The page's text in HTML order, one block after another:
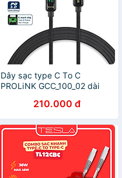
Dây sạc type C To C
PROLiNK GCC_100_02 dài
màn hình Led, dành cho
Tablet, Macbook, Laptop -
Hàng chính hãng
210.000 đ